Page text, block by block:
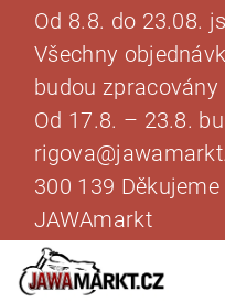
Od 8.8. do 23.08.
Všechny
budou
Od 17.8. – 23.8.
300 139
JAWAmarkt